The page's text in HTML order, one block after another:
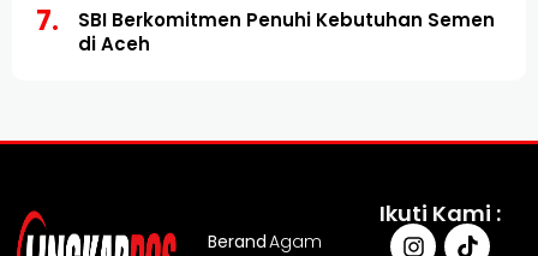
SBI Berkomitmen Penuhi Kebutuhan Semen
di Aceh
BerandAgam
Ikuti Kami :